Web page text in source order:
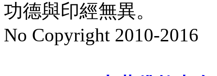
功德與印經無異。
No Copyright 2010-2016